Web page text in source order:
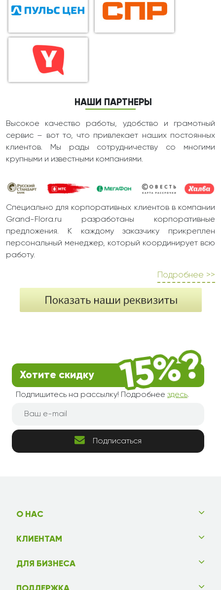
НАШИ ПАРТНЕРЫ
Высокое качество работы, удобство и грамотный
сервис – вот то, что привлекает наших постоянных
клиентов. Мы рады сотрудничеству со многими
крупными и известными компаниями.
Специально для корпоративных клиентов в компании
Grand-Flora.ru разработаны корпоративные
предложения. К каждому заказчику прикреплен
персональный менеджер, который координирует всю
работу.
Подробнее >>
Хотите скидку
Подпишитесь на рассылку! Подробнее здесь.
Подписаться
О НАС
КЛИЕНТАМ
ДЛЯ БИЗНЕСА